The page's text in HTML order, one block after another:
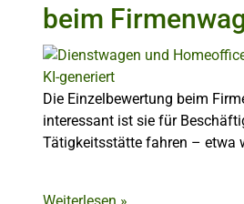
beim
KI-generiert
Die Einzelbewertung beim
interessant ist sie für
Tätigkeitsstätte fahren – etwa